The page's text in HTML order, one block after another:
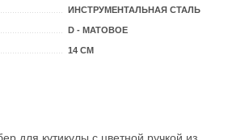
ИНСТРУМЕНТАЛЬНАЯ СТАЛЬ
D - МАТОВОЕ
14 СМ